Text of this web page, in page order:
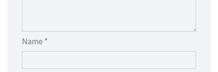
Name *